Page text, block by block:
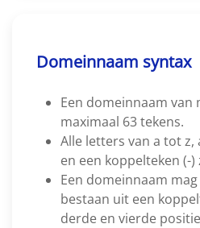
Domeinnaam syntax
Een domeinnaam van
maximaal 63 tekens.
Alle letters van a tot z,
en een koppelteken (-
Een domeinnaam
bestaan uit een
derde en vierde